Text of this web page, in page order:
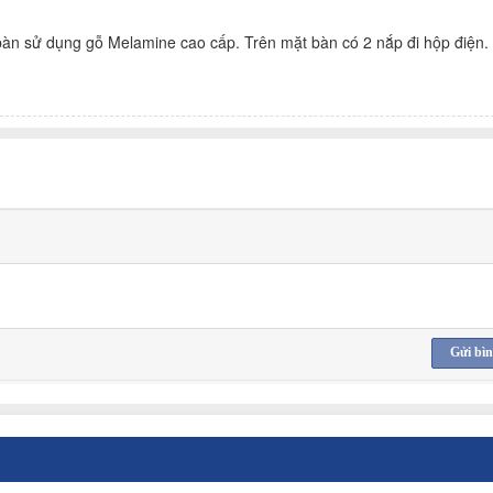
sử dụng gỗ Melamine cao cấp. Trên mặt bàn có 2 nắp đi hộp điện.
Gửi